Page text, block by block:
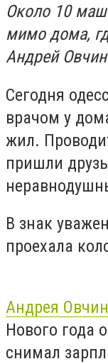
Около 10
мимо дома,
Андрей
Сегодня
врачом у
жил.
пришли
В знак
проехала
Андрея
Нового года
снимал